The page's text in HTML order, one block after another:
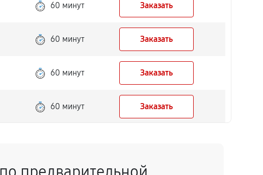
60 минут Заказать
60 минут Заказать
60 минут Заказать
60 минут Заказать